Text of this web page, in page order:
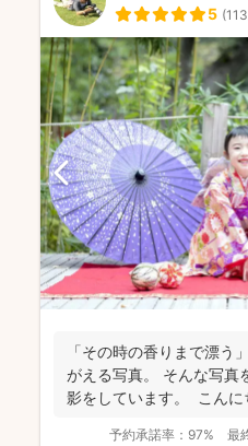
5 (113
「その時の香りまで漂う
がえる写真。 そんな写真
影をしています。 こん
予約承諾率： 97% 最